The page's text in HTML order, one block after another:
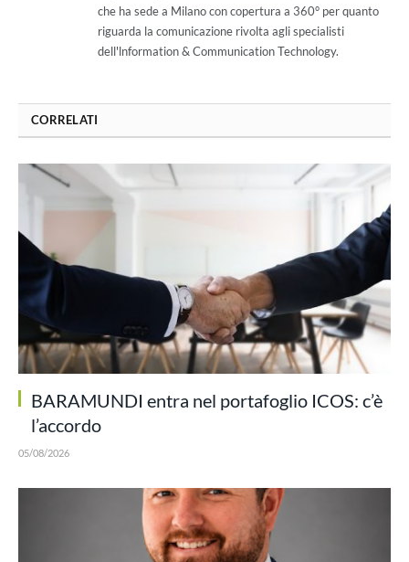
che ha sede a Milano con copertura a 360° per quanto
riguarda la comunicazione rivolta agli specialisti
dell'lnformation & Communication Technology.
CORRELATI
BARAMUNDI entra nel portafoglio ICOS: c’è
l’accordo
05/08/2026